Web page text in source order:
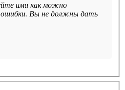
ими как можно
ошибки. Вы не должны дать